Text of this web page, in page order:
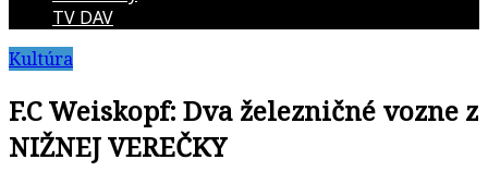
kultúrno-
politická
revue
TV DAV
Kultúra
F.C Weiskopf: Dva železničné vozne z
NIŽNEJ VEREČKY